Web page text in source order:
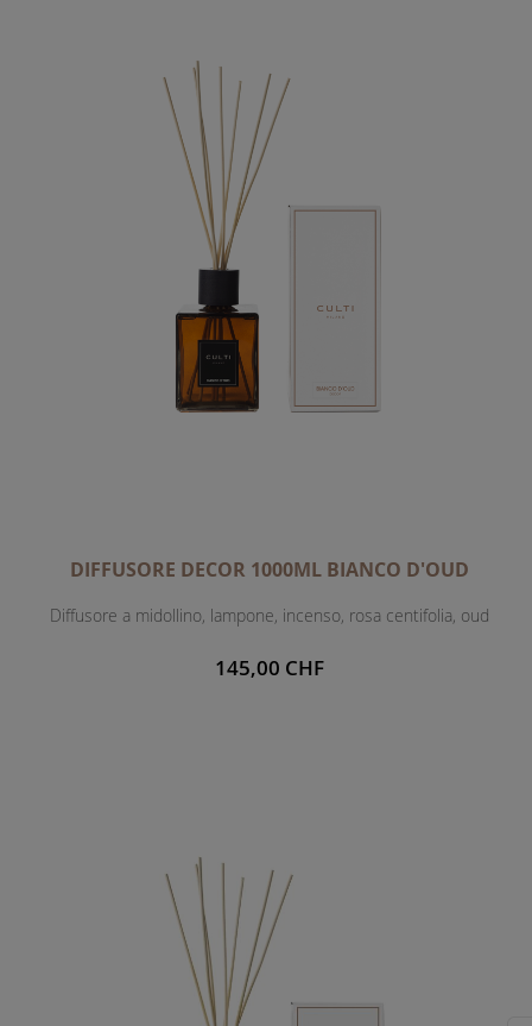
DIFFUSORE DECOR 1000ML BIANCO D'OUD
Diffusore a midollino, lampone, incenso, rosa centifolia, oud
145,00 CHF